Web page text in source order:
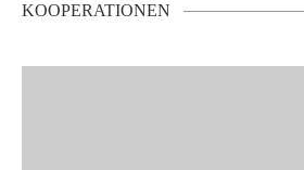
KOOPERATIONEN